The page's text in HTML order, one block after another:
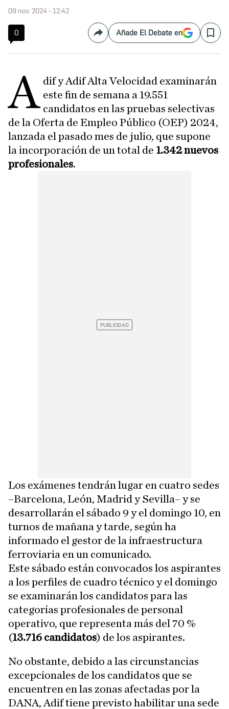
09 nov. 2024 - 12:42
0 CompartirAñade El Debate en Save
A dif y Adif Alta Velocidad examinarán
este fin de semana a 19.551
candidatos en las pruebas selectivas
de la Oferta de Empleo Público (OEP) 2024,
lanzada el pasado mes de julio, que supone
la incorporación de un total de 1.342 nuevos
profesionales.
Los exámenes tendrán lugar en cuatro sedes
–Barcelona, León, Madrid y Sevilla– y se
desarrollarán el sábado 9 y el domingo 10, en
turnos de mañana y tarde, según ha
informado el gestor de la infraestructura
ferroviaria en un comunicado.
Este sábado están convocados los aspirantes
a los perfiles de cuadro técnico y el domingo
se examinarán los candidatos para las
categorías profesionales de personal
operativo, que representa más del 70 %
(13.716 candidatos) de los aspirantes.
No obstante, debido a las circunstancias
excepcionales de los candidatos que se
encuentren en las zonas afectadas por la
DANA, Adif tiene previsto habilitar una sede